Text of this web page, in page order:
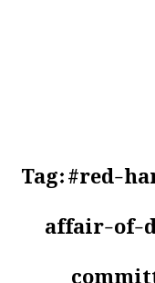
Tag:#red-
affair-of-